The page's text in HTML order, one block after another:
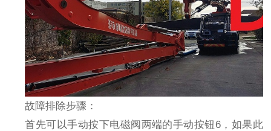
故障排除步骤：
首先可以手动按下电磁阀两端的手动按钮 6，如果此